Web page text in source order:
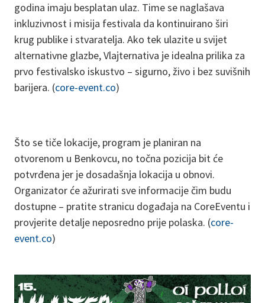
godina imaju besplatan ulaz. Time se naglašava
inkluzivnost i misija festivala da kontinuirano širi
krug publike i stvaratelja. Ako tek ulazite u svijet
alternativne glazbe, Vlajternativa je idealna prilika za
prvo festivalsko iskustvo – sigurno, živo i bez suvišnih
barijera. (core-event.co)
Što se tiče lokacije, program je planiran na
otvorenom u Benkovcu, no točna pozicija bit će
potvrđena jer je dosadašnja lokacija u obnovi.
Organizator će ažurirati sve informacije čim budu
dostupne – pratite stranicu događaja na CoreEventu i
provjerite detalje neposredno prije polaska. (core-
event.co)